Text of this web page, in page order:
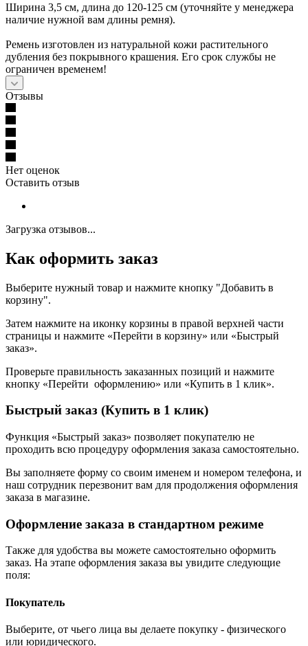
Ширина 3,5 см, длина до 120-125 см (уточняйте у менеджера
наличие нужной вам длины ремня).
Ремень изготовлен из натуральной кожи растительного
дубления без покрывного крашения. Его срок службы не
ограничен временем!
Отзывы
Нет оценок
Оставить отзыв
Загрузка отзывов...
Как оформить заказ
Выберите нужный товар и нажмите кнопку "Добавить в
корзину".
Затем нажмите на иконку корзины в правой верхней части
страницы и нажмите «Перейти в корзину» или «Быстрый
заказ».
Проверьте правильность заказанных позиций и нажмите
кнопку «Перейти оформлению» или «Купить в 1 клик».
Быстрый заказ (Купить в 1 клик)
Функция «Быстрый заказ» позволяет покупателю не
проходить всю процедуру оформления заказа самостоятельно.
Вы заполняете форму со своим именем и номером телефона, и
наш сотрудник перезвонит вам для продолжения оформления
заказа в магазине.
Оформление заказа в стандартном режиме
Также для удобства вы можете самостоятельно оформить
заказ. На этапе оформления заказа вы увидите следующие
поля:
Покупатель
Выберите, от чьего лица вы делаете покупку - физического
или юридического.